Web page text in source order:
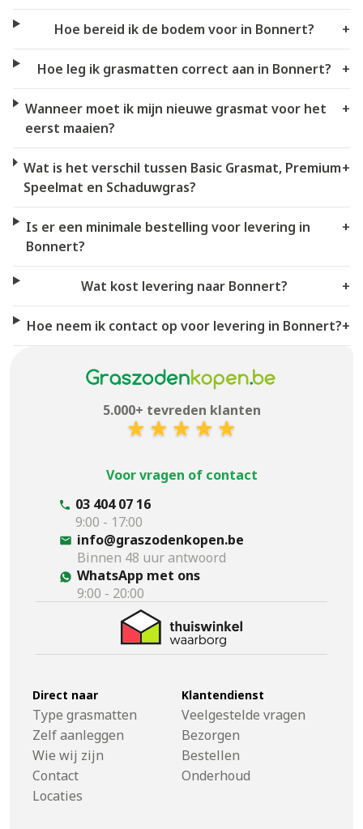
Hoe bereid ik de bodem voor in Bonnert? +
Hoe leg ik grasmatten correct aan in Bonnert? +
Wanneer moet ik mijn nieuwe grasmat voor het
eerst maaien?
+
Wat is het verschil tussen Basic Grasmat, Premium
Speelmat en Schaduwgras?
+
Is er een minimale bestelling voor levering in
Bonnert?
+
Wat kost levering naar Bonnert? +
Hoe neem ik contact op voor levering in Bonnert?+
5.000+ tevreden klanten
Voor vragen of contact
03 404 07 16
9:00 - 17:00
info@graszodenkopen.be
Binnen 48 uur antwoord
WhatsApp met ons
9:00 - 20:00
Direct naar
Type grasmatten
Zelf aanleggen
Wie wij zijn
Contact
Locaties
Klantendienst
Veelgestelde vragen
Bezorgen
Bestellen
Onderhoud